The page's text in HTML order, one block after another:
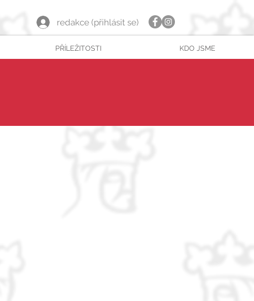
redakce (přihlásit se)
PŘÍLEŽITOSTI KDO JSME